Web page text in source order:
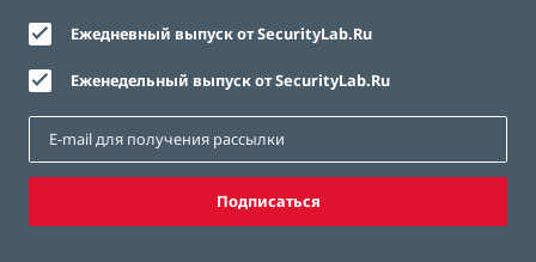
Ежедневный выпуск от SecurityLab.Ru
Еженедельный выпуск от SecurityLab.Ru
Подписаться